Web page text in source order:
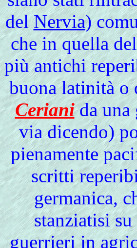
delNervia)
che in quella
più antichi
buona latinità o
Cerianida una
via dicendo)
pienamente
scritti
germanica,
stanziatisi
guerrieri in